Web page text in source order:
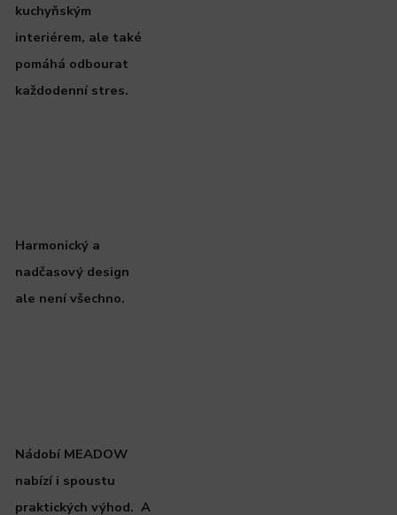
kuchyňským
interiérem, ale také
pomáhá odbourat
každodenní stres.
Harmonický a
nadčasový design
ale není všechno.
Nádobí MEADOW
nabízí i spoustu
praktických výhod. A